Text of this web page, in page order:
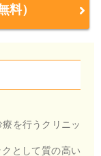
料）
を行うクリニッ
として質の高い